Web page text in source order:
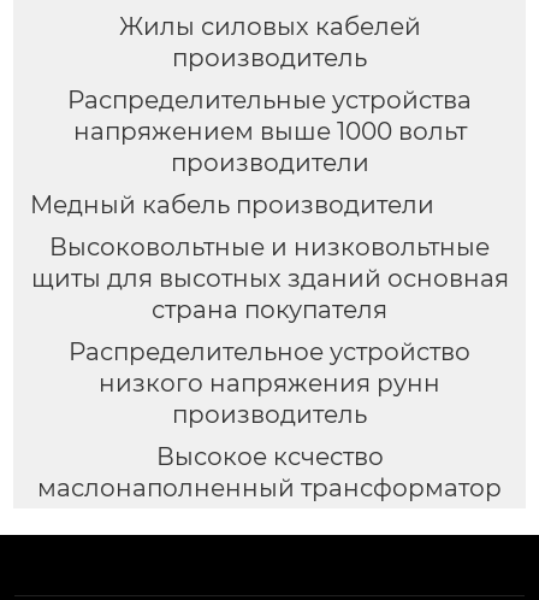
Жилы силовых кабелей
производитель
Распределительные устройства
напряжением выше 1000 вольт
производители
Медный кабель производители
Высоковольтные и низковольтные
щиты для высотных зданий основная
страна покупателя
Распределительное устройство
низкого напряжения рунн
производитель
Высокое ксчество
маслонаполненный трансформатор